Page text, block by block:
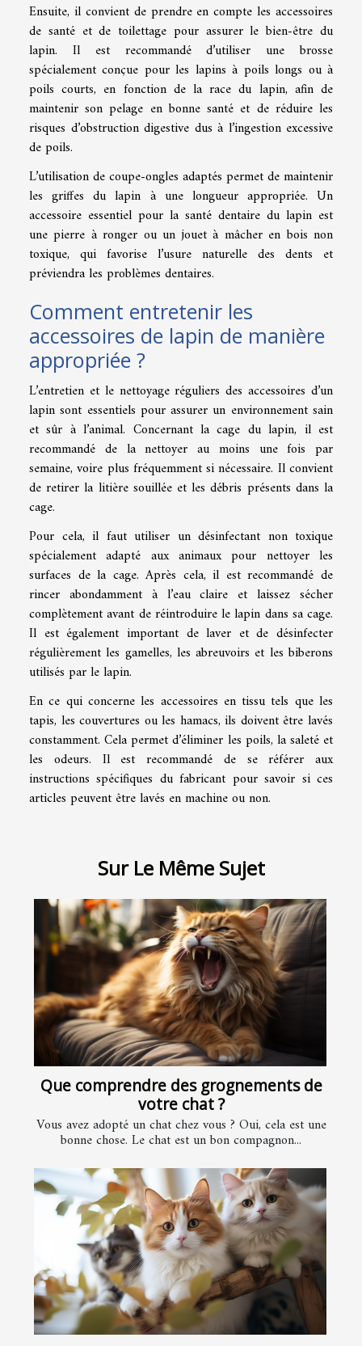
Ensuite, il convient de prendre en compte les accessoires
de santé et de toilettage pour assurer le bien-être du
lapin. Il est recommandé d’utiliser une brosse
spécialement conçue pour les lapins à poils longs ou à
poils courts, en fonction de la race du lapin, afin de
maintenir son pelage en bonne santé et de réduire les
risques d’obstruction digestive dus à l’ingestion excessive
de poils.
L’utilisation de coupe-ongles adaptés permet de maintenir
les griffes du lapin à une longueur appropriée. Un
accessoire essentiel pour la santé dentaire du lapin est
une pierre à ronger ou un jouet à mâcher en bois non
toxique, qui favorise l’usure naturelle des dents et
préviendra les problèmes dentaires.
Comment entretenir les
accessoires de lapin de manière
appropriée ?
L’entretien et le nettoyage réguliers des accessoires d’un
lapin sont essentiels pour assurer un environnement sain
et sûr à l’animal. Concernant la cage du lapin, il est
recommandé de la nettoyer au moins une fois par
semaine, voire plus fréquemment si nécessaire. Il convient
de retirer la litière souillée et les débris présents dans la
cage.
Pour cela, il faut utiliser un désinfectant non toxique
spécialement adapté aux animaux pour nettoyer les
surfaces de la cage. Après cela, il est recommandé de
rincer abondamment à l’eau claire et laissez sécher
complètement avant de réintroduire le lapin dans sa cage.
Il est également important de laver et de désinfecter
régulièrement les gamelles, les abreuvoirs et les biberons
utilisés par le lapin.
En ce qui concerne les accessoires en tissu tels que les
tapis, les couvertures ou les hamacs, ils doivent être lavés
constamment. Cela permet d’éliminer les poils, la saleté et
les odeurs. Il est recommandé de se référer aux
instructions spécifiques du fabricant pour savoir si ces
articles peuvent être lavés en machine ou non.
Sur Le Même Sujet
Que comprendre des grognements de
votre chat ?
Vous avez adopté un chat chez vous ? Oui, cela est une
bonne chose. Le chat est un bon compagnon...